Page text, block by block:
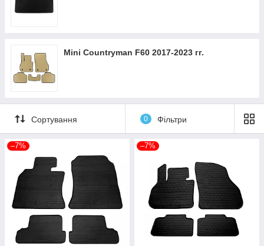
Mini Countryman F60 2017-2023 гг.
Сортування 0 Фільтри
–7% –7%